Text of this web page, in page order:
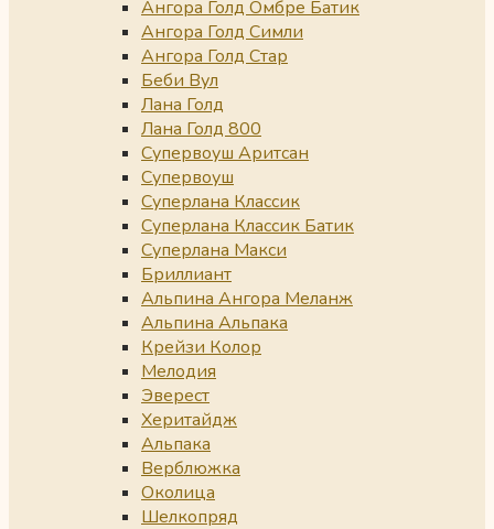
Ангора Голд Омбре Батик
Ангора Голд Симли
Ангора Голд Стар
Беби Вул
Лана Голд
Лана Голд 800
Супервоуш Аритсан
Супервоуш
Суперлана Классик
Суперлана Классик Батик
Суперлана Макси
Бриллиант
Альпина Ангора Меланж
Альпина Альпака
Крейзи Колор
Мелодия
Эверест
Херитайдж
Альпака
Верблюжка
Околица
Шелкопряд